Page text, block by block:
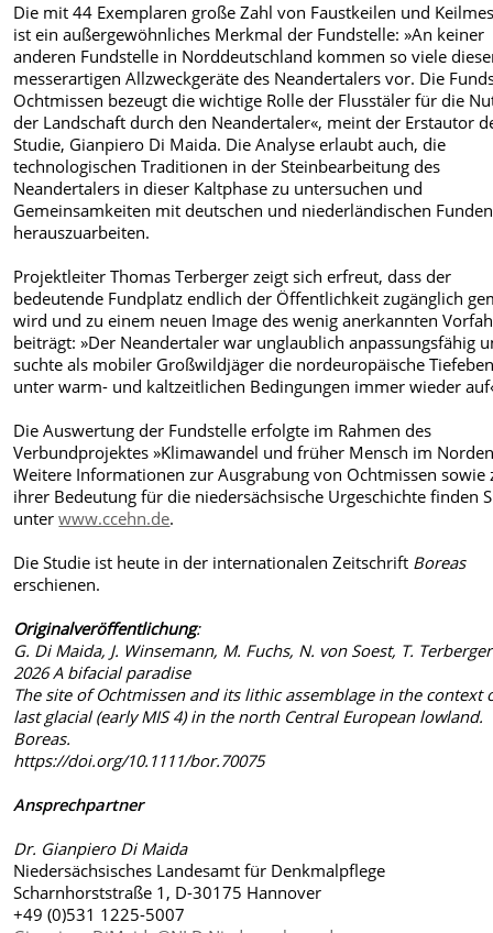
Die mit 44 Exemplaren große Zahl von Faustkeilen und
ist ein außergewöhnliches Merkmal der Fundstelle: »An keiner
anderen Fundstelle in Norddeutschland kommen so viele
messerartigen Allzweckgeräte des Neandertalers vor. Die
Ochtmissen bezeugt die wichtige Rolle der Flusstäler für die
der Landschaft durch den Neandertaler«, meint der Erstautor
Studie, Gianpiero Di Maida. Die Analyse erlaubt auch, die
technologischen Traditionen in der Steinbearbeitung des
Neandertalers in dieser Kaltphase zu untersuchen und
Gemeinsamkeiten mit deutschen und niederländischen Funden
herauszuarbeiten.
Projektleiter Thomas Terberger zeigt sich erfreut, dass der
bedeutende Fundplatz endlich der Öffentlichkeit zugänglich
wird und zu einem neuen Image des wenig anerkannten
beiträgt: »Der Neandertaler war unglaublich anpassungsfähig
suchte als mobiler Großwildjäger die nordeuropäische
unter warm- und kaltzeitlichen Bedingungen immer wieder
Die Auswertung der Fundstelle erfolgte im Rahmen des
Verbundprojektes »Klimawandel und früher Mensch im
Weitere Informationen zur Ausgrabung von Ochtmissen sowie
ihrer Bedeutung für die niedersächsische Urgeschichte finden
unterwww.ccehn.de.
Die Studie ist heute in der internationalen Zeitschrift Boreas
erschienen.
Originalveröffentlichung:
G. Di Maida, J. Winsemann, M. Fuchs, N. von Soest, T.
2026 A bifacial paradise
The site of Ochtmissen and its lithic assemblage in the context
last glacial (early MIS 4) in the north Central European lowland.
Boreas.
https://doi.org/10.1111/bor.70075
Ansprechpartner
Dr. Gianpiero Di Maida
Niedersächsisches Landesamt für Denkmalpflege
Scharnhorststraße 1, D-30175 Hannover
+49 (0)531 1225-5007